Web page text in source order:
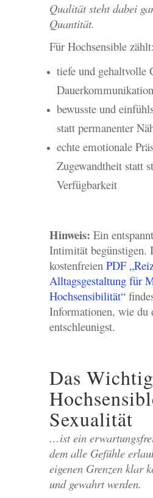
Qualität steht dabei
Quantität.
Für Hochsensible zählt:
tiefe und gehaltvolle
Dauerkommunikation
bewusste und
statt permanenter
echte emotionale
Zugewandtheit statt
Verfügbarkeit
Hinweis: Ein
Intimität begünstigen.
kostenfreien PDF
Alltagsgestaltung für
Hochsensibilität“
Informationen, wie du
entschleunigst.
Das
Sexualität
…ist ein
dem alle Gefühle
eigenen Grenzen klar
und gewahrt werden.